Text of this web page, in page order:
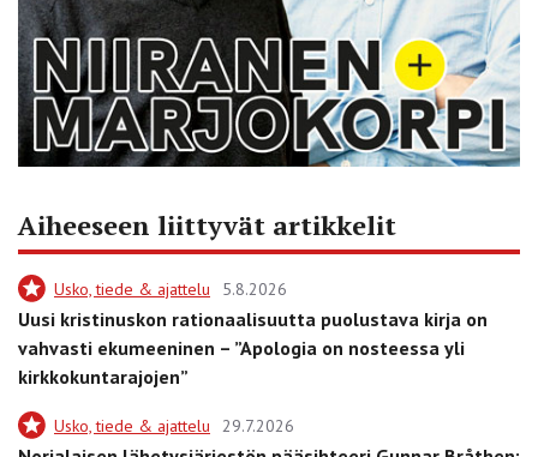
Aiheeseen liittyvät artikkelit
Usko, tiede & ajattelu 5.8.2026
Uusi kristinuskon rationaalisuutta puolustava kirja on
vahvasti ekumeeninen – ”Apologia on nosteessa yli
kirkkokuntarajojen”
Usko, tiede & ajattelu 29.7.2026